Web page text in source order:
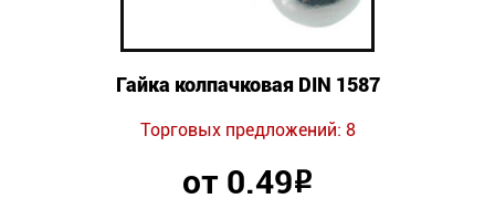
Гайка колпачковая DIN 1587
Торговых предложений: 8
от 0.49Р